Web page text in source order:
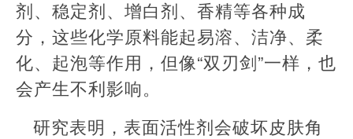
剂、稳定剂、增白剂、香精等各种成
分，这些化学原料能起易溶、洁净、柔
化、起泡等作用，但像“双刃剑”一样，也
会产生不利影响。
研究表明，表面活性剂会破坏皮肤角